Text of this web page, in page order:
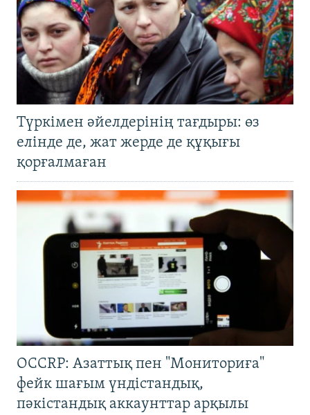
Түркімен әйелдерінің тағдыры: өз
елінде де, жат жерде де құқығы
қорғалмаған
OCCRP: Азаттық пен "Мониториға"
фейк шағым үндістандық,
пәкістандық аккаунттар арқылы